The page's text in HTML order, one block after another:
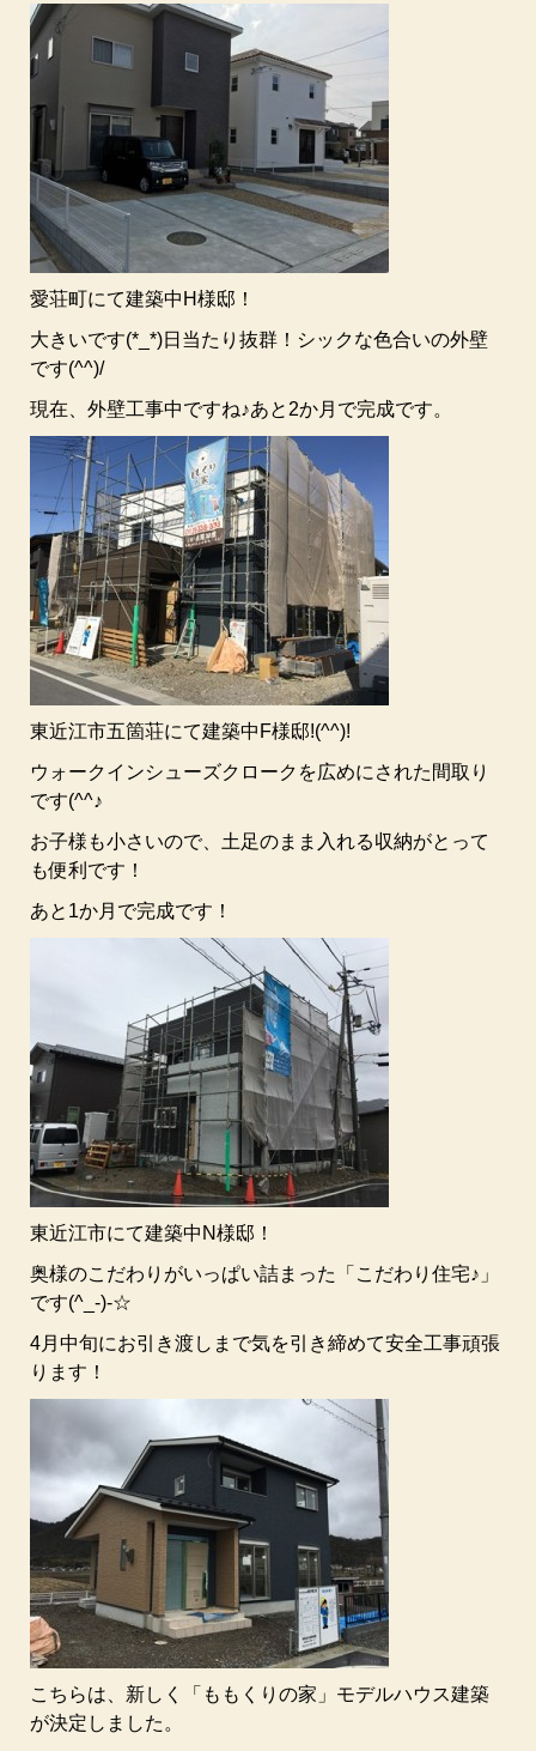
愛荘町にて建築中H様邸！
大きいです(*_*)日当たり抜群！シックな色合いの外壁
です(^^)/
現在、外壁工事中ですね♪あと2か月で完成です。
東近江市五箇荘にて建築中F様邸!(^^)!
ウォークインシューズクロークを広めにされた間取り
です(^^♪
お子様も小さいので、土足のまま入れる収納がとって
も便利です！
あと1か月で完成です！
東近江市にて建築中N様邸！
奥様のこだわりがいっぱい詰まった「こだわり住宅♪」
です(^_-)-☆
4月中旬にお引き渡しまで気を引き締めて安全工事頑張
ります！
こちらは、新しく「ももくりの家」モデルハウス建築
が決定しました。